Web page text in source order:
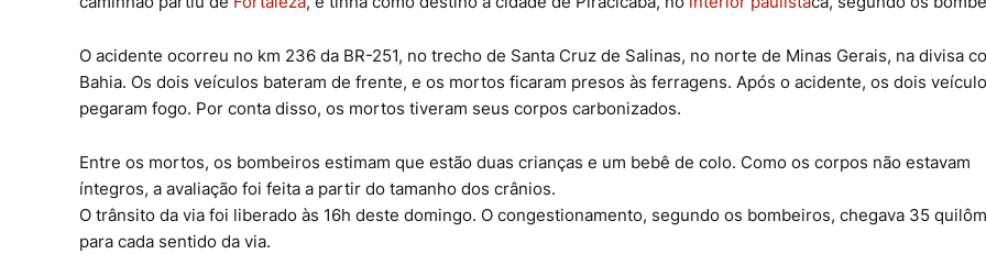
O acidente ocorreu no km 236 da BR-251, no trecho de Santa Cruz de Salinas, no norte de Minas Gerais, na divisa
Bahia. Os dois veículos bateram de frente, e os mortos ficaram presos às ferragens. Após o acidente, os dois
pegaram fogo. Por conta disso, os mortos tiveram seus corpos carbonizados.
Entre os mortos, os bombeiros estimam que estão duas crianças e um bebê de colo. Como os corpos não estavam
íntegros, a avaliação foi feita a partir do tamanho dos crânios.
O trânsito da via foi liberado às 16h deste domingo. O congestionamento, segundo os bombeiros, chegava 35
para cada sentido da via.